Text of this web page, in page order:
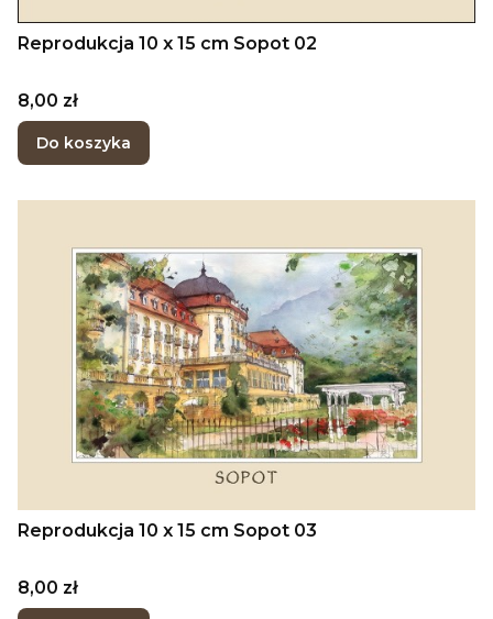
Reprodukcja 10 x 15 cm Sopot 02
Cena
8,00 zł
Do koszyka
Reprodukcja 10 x 15 cm Sopot 03
Cena
8,00 zł